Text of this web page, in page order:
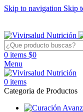
Skip to navigation Skip
0 items $0
Menu
0 items
Categoria de Productos